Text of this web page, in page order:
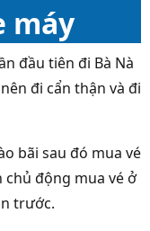
máy
đầu tiên đi Bà Nà
đi cẩn thận và đi
bãi sau đó mua vé
chủ động mua vé ở
trước.